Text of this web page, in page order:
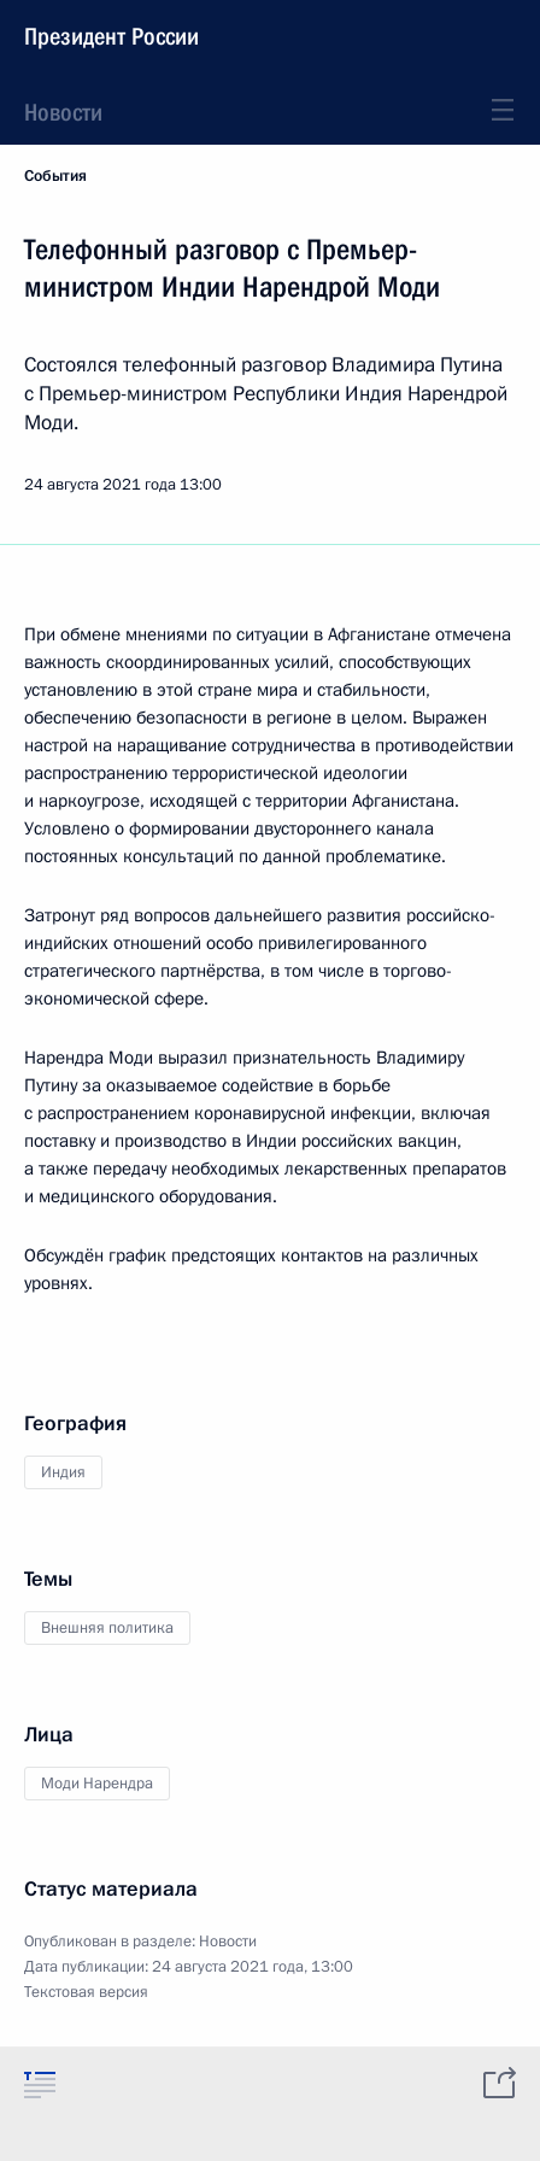
Президент России
Новости
События
Телефонный разговор с Премьер-
министром Индии Нарендрой Моди
Состоялся телефонный разговор Владимира Путина
с Премьер-министром Республики Индия Нарендрой
Моди.
24 августа 2021 года 13:00
При обмене мнениями по ситуации в Афганистане отмечена
важность скоординированных усилий, способствующих
установлению в этой стране мира и стабильности,
обеспечению безопасности в регионе в целом. Выражен
настрой на наращивание сотрудничества в противодействии
распространению террористической идеологии
и наркоугрозе, исходящей с территории Афганистана.
Условлено о формировании двустороннего канала
постоянных консультаций по данной проблематике.
Затронут ряд вопросов дальнейшего развития российско-
индийских отношений особо привилегированного
стратегического партнёрства, в том числе в торгово-
экономической сфере.
Нарендра Моди выразил признательность Владимиру
Путину за оказываемое содействие в борьбе
с распространением коронавирусной инфекции, включая
поставку и производство в Индии российских вакцин,
а также передачу необходимых лекарственных препаратов
и медицинского оборудования.
Обсуждён график предстоящих контактов на различных
уровнях.
География
Индия
Темы
Внешняя политика
Лица
Моди Нарендра
Статус материала
Опубликован в разделе: Новости
Дата публикации:24 августа 2021 года, 13:00
Текстовая версия